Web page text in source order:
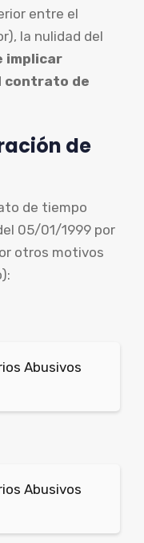
entre el
la nulidad del
implicar
contrato de
de
de tiempo
05/01/1999 por
otros motivos
Abusivos
Abusivos